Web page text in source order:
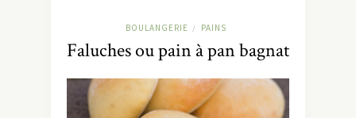
BOULANGERIE / PAINS
Faluches ou pain à pan bagnat